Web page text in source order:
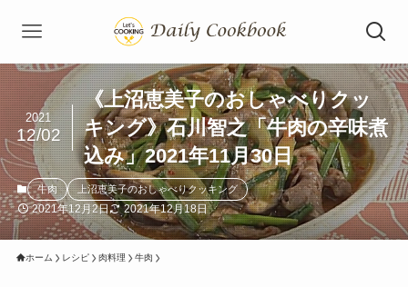
《上沼恵美子のおしゃべりクッ
キング》石川智之「牛肉の辛味煮
込み」2021年11月30日
2021
12/02
牛肉 上沼恵美子のおしゃべりクッキング
2021年12月2日 2021年12月18日
ホーム レシピ 肉料理 牛肉